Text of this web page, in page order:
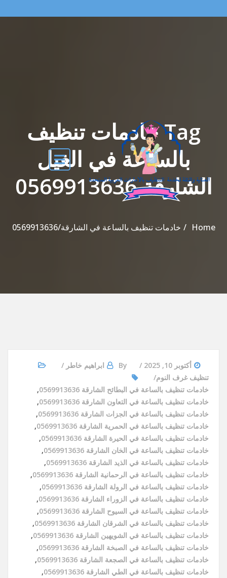
Tag خادمات تنظيف
بالساعة في الغيل
الشارقة 0569913636
Home خادمات تنظيف بالساعة في الشارقة/0569913636
أكتوبر 10, 2025 By
ابراهيم خاطر
تنظيف غرف النوم
خادمات تنظيف بالساعة في البطائح الشارقة 0569913636
,
خادمات تنظيف بالساعة في التعاون الشارقة 0569913636
,
خادمات تنظيف بالساعة في الجزات الشارقة 0569913636
,
خادمات تنظيف بالساعة في الحمرية الشارقة 0569913636
,
خادمات تنظيف بالساعة في الحيرة الشارقة 0569913636
,
خادمات تنظيف بالساعة في الخان الشارقة 0569913636
,
خادمات تنظيف بالساعة في الذيد الشارقة 0569913636
,
خادمات تنظيف بالساعة في الرحمانية الشارقة 0569913636
,
خادمات تنظيف بالساعة في الرولة الشارقة 0569913636
,
خادمات تنظيف بالساعة في الزوراء الشارقة 0569913636
,
خادمات تنظيف بالساعة في السيوح الشارقة 0569913636
,
خادمات تنظيف بالساعة في الشرقان الشارقة 0569913636
,
خادمات تنظيف بالساعة في الشويهين الشارقة 0569913636
,
خادمات تنظيف بالساعة في الصبخة الشارقة 0569913636
,
خادمات تنظيف بالساعة في الصجعة الشارقة 0569913636
,
خادمات تنظيف بالساعة في الطي الشارقة 0569913636
,